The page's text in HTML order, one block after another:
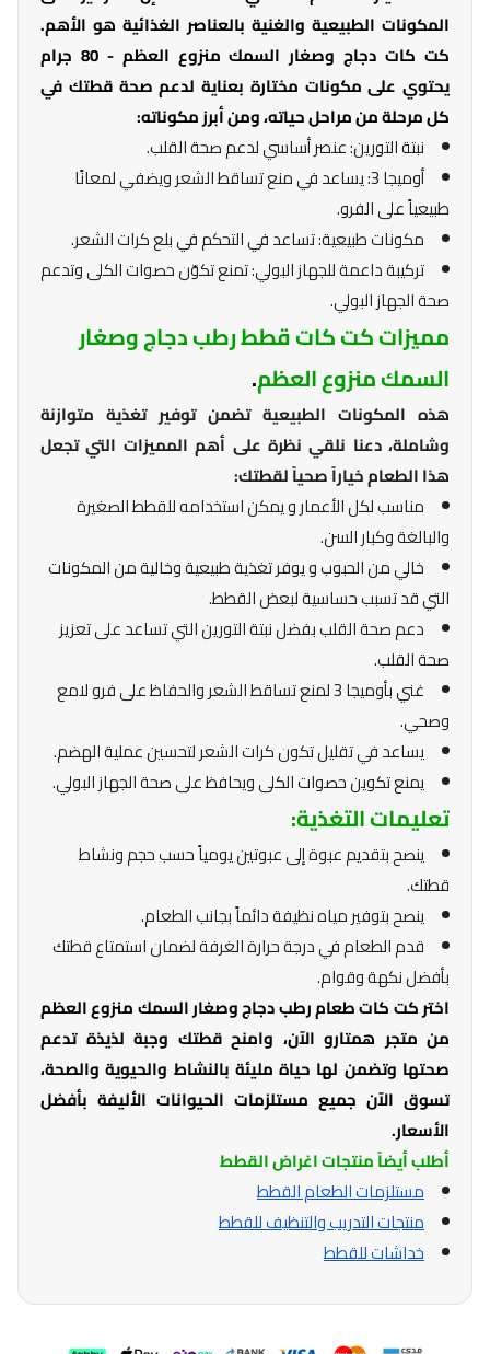
المكونات الطبيعية والغنية بالعناصر الغذائية هو الأهم.
كت كات دجاج وصغار السمك منزوع العظم - 80 جرام
يحتوي على مكونات مختارة بعناية لدعم صحة قطتك في
كل مرحلة من مراحل حياته، ومن أبرز مكوناته:
نبتة التورين: عنصر أساسي لدعم صحة القلب.
أوميجا 3: يساعد في منع تساقط الشعر ويضفي لمعانًا
طبيعياً على الفرو.
مكونات طبيعية: تساعد في التحكم في بلع كرات الشعر.
تركيبة داعمة للجهاز البولي: تمنع تكوّن حصوات الكلى وتدعم
صحة الجهاز البولي.
مميزات كت كات قطط رطب دجاج وصغار
السمك منزوع العظم.
هذه المكونات الطبيعية تضمن توفير تغذية متوازنة
وشاملة، دعنا نلقي نظرة على أهم المميزات التي تجعل
هذا الطعام خياراً صحياً لقطتك:
مناسب لكل الأعمار و يمكن استخدامه للقطط الصغيرة
والبالغة وكبار السن.
خالي من الحبوب و يوفر تغذية طبيعية وخالية من المكونات
التي قد تسبب حساسية لبعض القطط.
دعم صحة القلب بفضل نبتة التورين التي تساعد على تعزيز
صحة القلب.
غني بأوميجا 3 لمنع تساقط الشعر والحفاظ على فرو لامع
وصحي.
يساعد في تقليل تكون كرات الشعر لتحسين عملية الهضم.
يمنع تكوين حصوات الكلى ويحافظ على صحة الجهاز البولي.
تعليمات التغذية:
ينصح بتقديم عبوة إلى عبوتين يومياً حسب حجم ونشاط
قطتك.
ينصح بتوفير مياه نظيفة دائماً بجانب الطعام.
قدم الطعام في درجة حرارة الغرفة لضمان استمتاع قطتك
بأفضل نكهة وقوام.
اختر كت كات طعام رطب دجاج وصغار السمك منزوع العظم
من متجر همتارو الآن، وامنح قطتك وجبة لذيذة تدعم
صحتها وتضمن لها حياة مليئة بالنشاط والحيوية والصحة،
تسوق الآن جميع مستلزمات الحيوانات الأليفة بأفضل
الأسعار.
أطلب أيضاً منتجات اغراض القطط
مستلزمات الطعام القطط
منتجات التدريب والتنظيف للقطط
خداشات للقطط